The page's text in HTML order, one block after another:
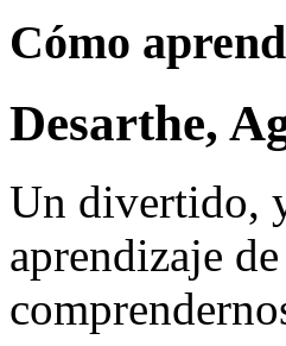
Cómo
Desarthe,
Un divertido,
aprendizaje